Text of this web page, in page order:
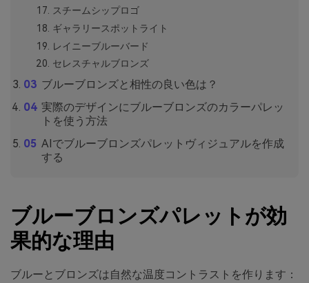
スチームシップロゴ
ギャラリースポットライト
レイニーブルーバード
セレスチャルブロンズ
ブルーブロンズと相性の良い色は？
実際のデザインにブルーブロンズのカラーパレッ
トを使う方法
AIでブルーブロンズパレットヴィジュアルを作成
する
ブルーブロンズパレットが効
果的な理由
ブルーとブロンズは自然な温度コントラストを作ります：